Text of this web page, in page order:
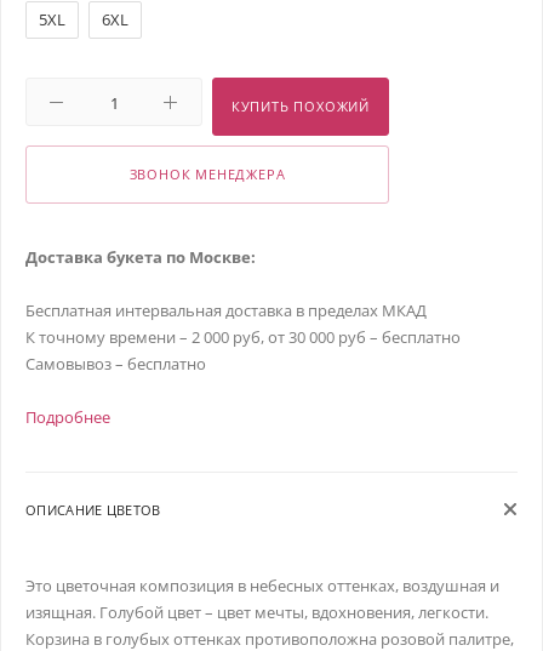
5XL 6XL
КУПИТЬ ПОХОЖИЙ
ЗВОНОК МЕНЕДЖЕРА
Доставка букета по Москве:
Бесплатная интервальная доставка в пределах МКАД
К точному времени – 2 000 руб, от 30 000 руб – бесплатно
Самовывоз – бесплатно
Подробнее
ОПИСАНИЕ ЦВЕТОВ
Это цветочная композиция в небесных оттенках, воздушная и
изящная. Голубой цвет – цвет мечты, вдохновения, легкости.
Корзина в голубых оттенках противоположна розовой палитре,